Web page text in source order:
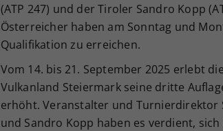
(ATP 247) und der Tiroler Sandro Kopp
Österreicher haben am Sonntag und
Qualifikation zu erreichen.
Vom 14. bis 21. September 2025 erlebt
Vulkanland Steiermark seine dritte
erhöht. Veranstalter und Turnierdirektor
und Sandro Kopp haben es verdient,